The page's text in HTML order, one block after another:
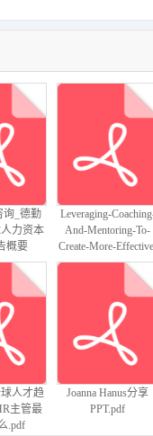
询_德勤
力资本
概要
Leveraging-
And-Mentoring-To-
Create-More-
Leaders 机器翻译中
人才趋
主管最
.pdf
Joanna Hanus分享
PPT.pdf